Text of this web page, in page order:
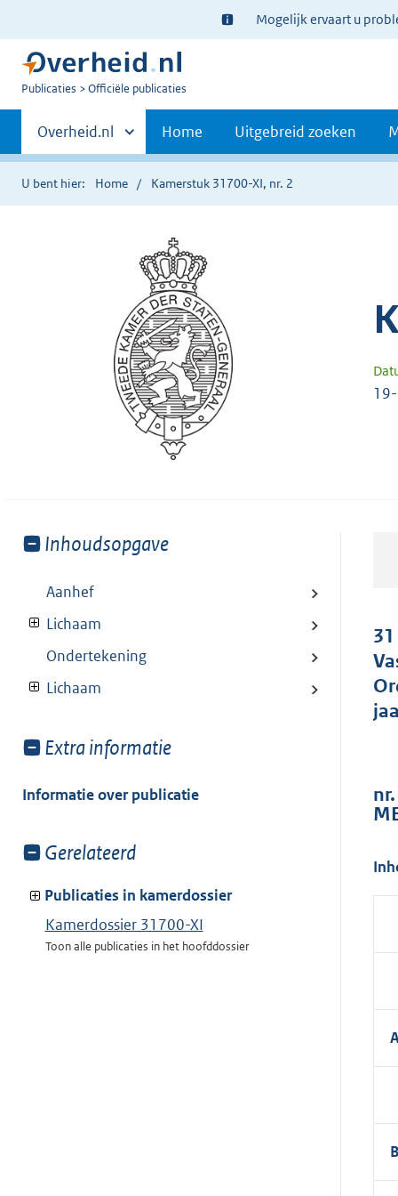
Ter
informatie:
Mogelijk ervaart u
U
Publicaties Officiële publicaties
Primaire
navigatie
Andere
sites
binnen
Overheid.nl Home Uitgebreid zoeken
U bent hier: Home Kamerstuk 31700-XI, nr. 2
Toon
van:
Inhoudsopgave
Aanhef
Lichaam
Ondertekening
Lichaam
Toon
van:
Extra informatie
Informatie over publicatie
Toon
van:
Gerelateerd
Publicaties in kamerdossier
Kamerdossier 31700-XI
Toon alle publicaties in het hoofddossier